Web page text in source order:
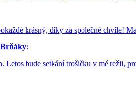
krásný, díky za společné chvíle!
Letos bude setkání trošičku v mé režii,